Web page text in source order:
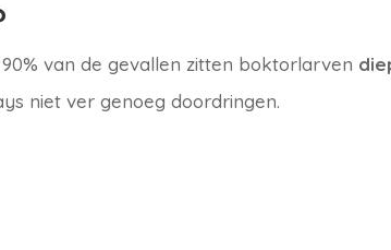
van de gevallen zitten boktorlarven
niet ver genoeg doordringen.